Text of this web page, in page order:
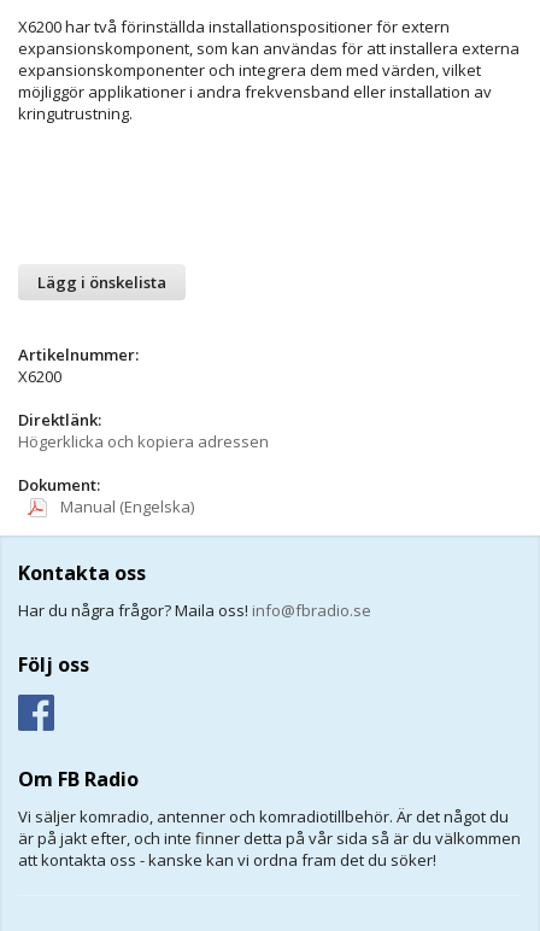
X6200 har två förinställda installationspositioner för extern
expansionskomponent, som kan användas för att installera externa
expansionskomponenter och integrera dem med värden, vilket
möjliggör applikationer i andra frekvensband eller installation av
kringutrustning.
Lägg i önskelista
Artikelnummer:
X6200
Direktlänk:
Högerklicka och kopiera adressen
Dokument:
Manual (Engelska)
Kontakta oss
Har du några frågor? Maila oss! info@fbradio.se
Följ oss
Om FB Radio
Vi säljer komradio, antenner och komradiotillbehör. Är det något du
är på jakt efter, och inte finner detta på vår sida så är du välkommen
att kontakta oss - kanske kan vi ordna fram det du söker!